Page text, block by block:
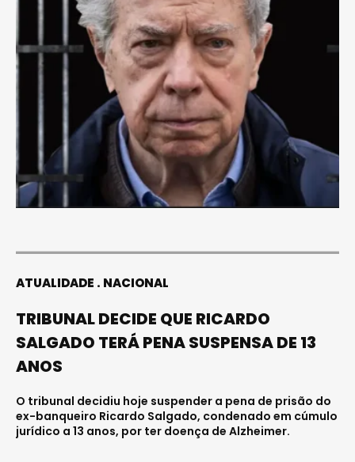
ATUALIDADE NACIONAL
TRIBUNAL DECIDE QUE RICARDO
SALGADO TERÁ PENA SUSPENSA DE 13
ANOS
O tribunal decidiu hoje suspender a pena de prisão do
ex-banqueiro Ricardo Salgado, condenado em cúmulo
jurídico a 13 anos, por ter doença de Alzheimer.